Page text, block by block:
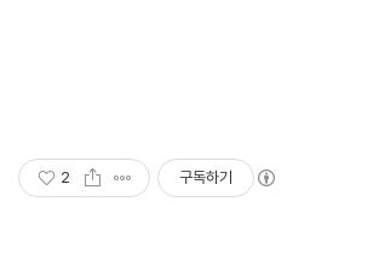
2 구독하기